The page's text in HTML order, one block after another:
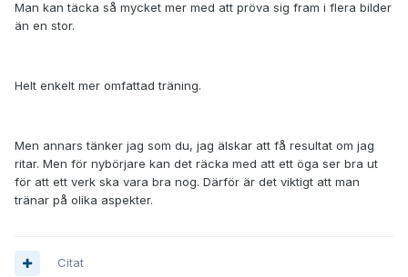
Man kan täcka så mycket mer med att pröva sig fram i flera bilder
än en stor.
Helt enkelt mer omfattad träning.
Men annars tänker jag som du, jag älskar att få resultat om jag
ritar. Men för nybörjare kan det räcka med att ett öga ser bra ut
för att ett verk ska vara bra nog. Därför är det viktigt att man
tränar på olika aspekter.
Citat